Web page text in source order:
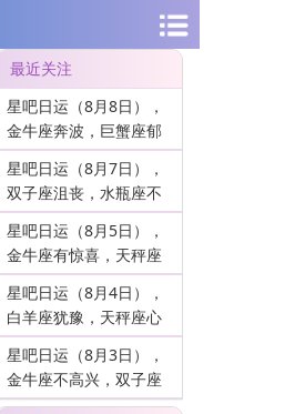
最近关注
星吧日运（8月8日），
金牛座奔波，巨蟹座郁
星吧日运（8月7日），
双子座沮丧，水瓶座不
星吧日运（8月5日），
金牛座有惊喜，天秤座
星吧日运（8月4日），
白羊座犹豫，天秤座心
星吧日运（8月3日），
金牛座不高兴，双子座